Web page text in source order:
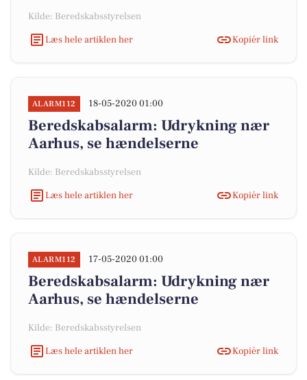
Kilde: Beredskabsstyrelsen
Læs hele artiklen her
Kopiér link
ALARM112 18-05-2020 01:00
Beredskabsalarm: Udrykning nær
Aarhus, se hændelserne
Kilde: Beredskabsstyrelsen
Læs hele artiklen her
Kopiér link
ALARM112 17-05-2020 01:00
Beredskabsalarm: Udrykning nær
Aarhus, se hændelserne
Kilde: Beredskabsstyrelsen
Læs hele artiklen her
Kopiér link